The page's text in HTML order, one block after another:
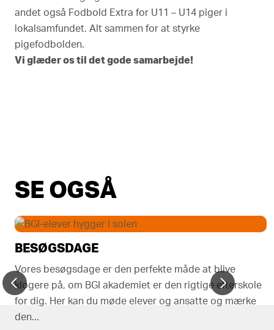
andet også Fodbold Extra for U11 – U14 piger i
lokalsamfundet. Alt sammen for at styrke
pigefodbolden.
Vi glæder os til det gode samarbejde!
SE OGSÅ
BESØGSDAGE
Vores besøgsdage er den perfekte måde at blive
klogere på, om BGI akademiet er den rigtige efterskole
for dig. Her kan du møde elever og ansatte og mærke
den...